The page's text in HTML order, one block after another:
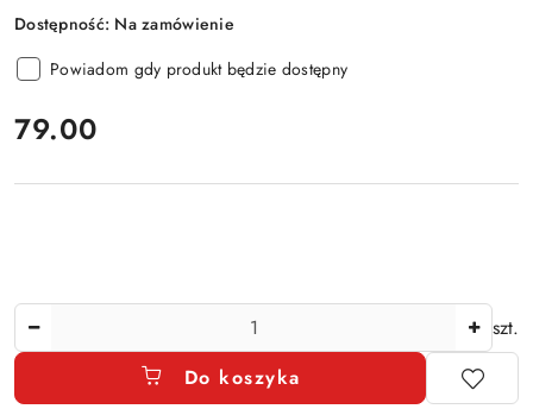
Dostępność: Na zamówienie
Powiadom gdy produkt będzie dostępny
cena:
79.00
szt.
Do koszyka